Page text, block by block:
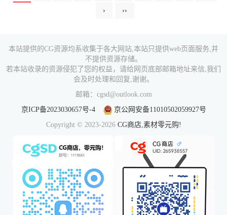
› ››
本站提供的CG资源均系收集于各大网站,本站只提供web页面服务,并
不提供资源存储。
若本站收录的资源侵犯了您的权益，请给网页底部邮箱地址来信,我们
会及时处理和回复,谢谢。
邮箱：cgsd@outlook.com
京ICP备2023030657号-4
京公网安备11010502059927号
Copyright © 2023-2026 CG商店,素材零元购!